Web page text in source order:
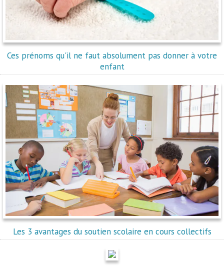
Ces prénoms qu'il ne faut absolument pas donner à votre
enfant
Les 3 avantages du soutien scolaire en cours collectifs